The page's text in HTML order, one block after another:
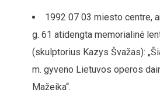
1992 07 03 miesto centre,
g. 61 atidengta memorialinė
(skulptorius Kazys Švažas):
m. gyveno Lietuvos operos
Mažeika“.